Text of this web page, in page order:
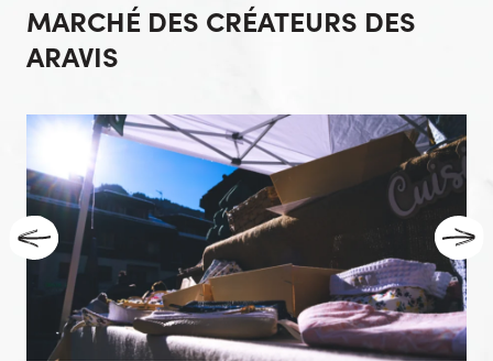
MARCHÉ DES CRÉATEURS DES
ARAVIS